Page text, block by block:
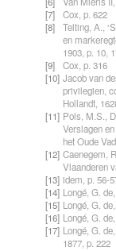
[7]
Cox, p. 622
[8]
Telting, A.,
en
1903, p. 10,
[9]
Cox, p. 316
[10] Jacob van
privilegien,
Hollandt,
[11] Pols, M.S.,
Verslagen
het Oude
[12] Caenegem,
Vlaanderen
[13] idem, p. 56-
[14] Longé, G.
[15] Longé, G.
[16] Longé, G.
[17] Longé, G.
1877, p. 222